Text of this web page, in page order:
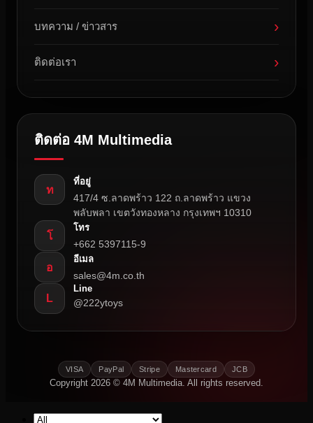
บทความ / ข่าวสาร ›
ติดต่อเรา ›
ติดต่อ 4M Multimedia
ท
ที่อยู่
417/4 ซ.ลาดพร้าว 122 ถ.ลาดพร้าว แขวง
พลับพลา เขตวังทองหลาง กรุงเทพฯ 10310
โ
โทร
+662 5397115-9
อ
อีเมล
sales@4m.co.th
L
Line
@222ytoys
VISA PayPal Stripe Mastercard JCB
Copyright 2026 © 4M Multimedia. All rights reserved.